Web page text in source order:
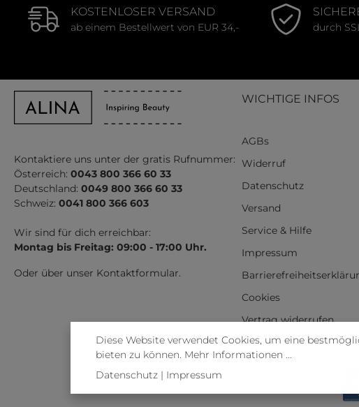
KOSTENLOSER VERSAND
ab einem Bestellwert von EUR 34,- durch
Kontaktiere uns unter der gratis Rufnummer:
Österreich: 0043 800 366 60 33
Deutschland: 0049 800 366 60 33
Schweiz: 0041 800 366 603
Wir sind für dich erreichbar:
Montag bis Freitag: 09:00 - 17:00 Uhr.
Oder über unser Kontaktformular.
WICHTIGE INFOS
AGBs
Widerruf
Datenschutz
Versand
Service & Hilfe
Impressum
Cookies
Vertrag widerrufen
Diese Website verwendet Cookies, um eine
bieten zu können. Mehr Informationen ...
Datenschutz| Impressum